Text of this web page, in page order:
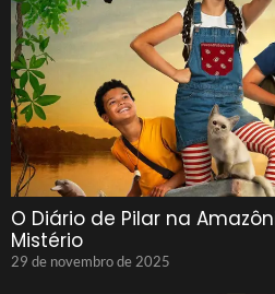
O Diário de Pilar na
Mistério
29 de novembro de 2025